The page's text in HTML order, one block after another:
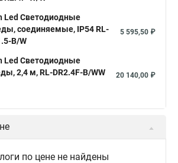
Led Светодиодные
соединяемые, IP54 RL-
B/W
5 595,50 ₽
Led Светодиодные
2,4 м, RL-DR2.4F-B/WW
20 140,00 ₽
по цене не найдены